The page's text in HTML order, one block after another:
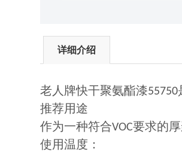
详细介绍
老人牌快干聚氨酯漆55750
推荐用途
作为一种符合VOC要求的
使用温度：